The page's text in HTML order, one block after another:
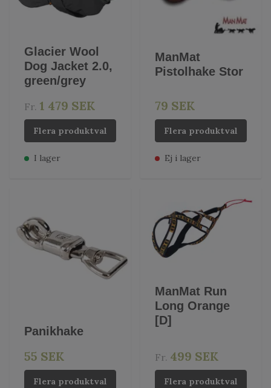
Glacier Wool
Dog Jacket 2.0,
green/grey
Fr. 1 479 SEK
Flera produktval
I lager
ManMat
Pistolhake Stor
79 SEK
Flera produktval
Ej i lager
Panikhake
55 SEK
Flera produktval
ManMat Run
Long Orange
[D]
Fr. 499 SEK
Flera produktval